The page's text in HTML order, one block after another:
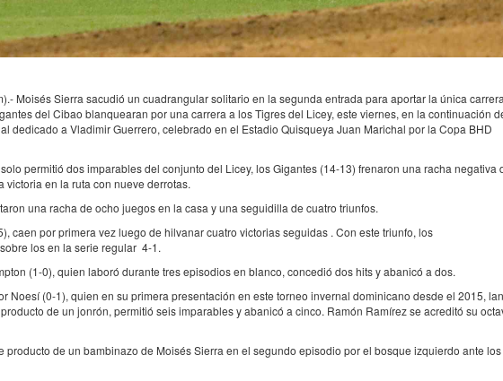
Moisés Sierra sacudió un cuadrangular solitario en la segunda entrada para aportar la única carrera
del Cibao blanquearan por una carrera a los Tigres del Licey, este viernes, en la continuación
dedicado a Vladimir Guerrero, celebrado en el Estadio Quisqueya Juan Marichal por la Copa BHD
permitió dos imparables del conjunto del Licey, los Gigantes (14-13) frenaron una racha negativa
victoria en la ruta con nueve derrotas.
una racha de ocho juegos en la casa y una seguidilla de cuatro triunfos.
caen por primera vez luego de hilvanar cuatro victorias seguidas . Con este triunfo, los
los en la serie regular 4-1.
(1-0), quien laboró durante tres episodios en blanco, concedió dos hits y abanicó a dos.
Noesí (0-1), quien en su primera presentación en este torneo invernal dominicano desde el 2015,
de un jonrón, permitió seis imparables y abanicó a cinco. Ramón Ramírez se acreditó su
producto de un bambinazo de Moisés Sierra en el segundo episodio por el bosque izquierdo ante los